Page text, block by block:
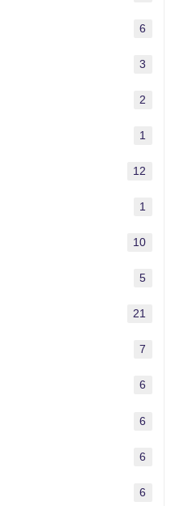
6
3
2
1
12
1
10
5
21
7
6
6
6
6